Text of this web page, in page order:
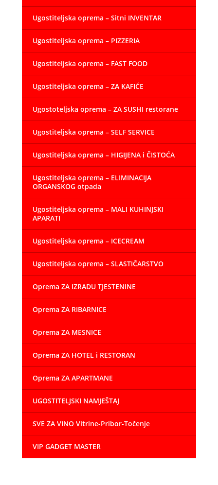
Ugostiteljska oprema – Sitni INVENTAR
Ugostiteljska oprema – PIZZERIA
Ugostiteljska oprema – FAST FOOD
Ugostiteljska oprema – ZA KAFIĆE
Ugostoteljska oprema – ZA SUSHI restorane
Ugostiteljska oprema – SELF SERVICE
Ugostiteljska oprema – HIGIJENA i ČISTOĆA
Ugostiteljska oprema – ELIMINACIJA
ORGANSKOG otpada
Ugostiteljska oprema – MALI KUHINJSKI
APARATI
Ugostiteljska oprema – ICECREAM
Ugostiteljska oprema – SLASTIČARSTVO
Oprema ZA IZRADU TJESTENINE
Oprema ZA RIBARNICE
Oprema ZA MESNICE
Oprema ZA HOTEL i RESTORAN
Oprema ZA APARTMANE
UGOSTITELJSKI NAMJEŠTAJ
SVE ZA VINO Vitrine-Pribor-Točenje
VIP GADGET MASTER